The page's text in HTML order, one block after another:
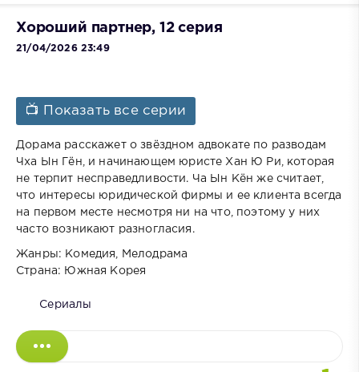
Хороший партнер, 12 серия
21/04/2026 23:49
📺 Показать все серии
Дорама расскажет о звёздном адвокате по разводам
Чха Ын Гён, и начинающем юристе Хан Ю Ри, которая
не терпит несправедливости. Ча Ын Кён же считает,
что интересы юридической фирмы и ее клиента всегда
на первом месте несмотря ни на что, поэтому у них
часто возникают разногласия.
Жанры: Комедия, Мелодрама
Страна: Южная Корея
Сериалы